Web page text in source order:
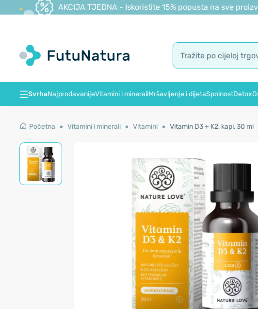
AKCIJA TJEDNA - Iskoristite 15% popusta na sve
SvrhaNajprodavanijeVitamini i mineraliMršavljenje i dijetaSpolnostDetox
Početna Vitamini i minerali Vitamini Vitamin D3 + K2, kapi, 30 ml